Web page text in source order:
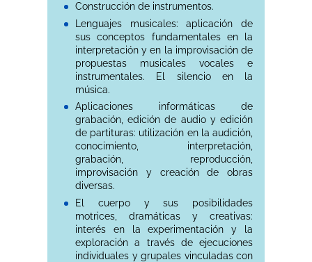
Construcción de instrumentos.
Lenguajes musicales: aplicación de
sus conceptos fundamentales en la
interpretación y en la improvisación de
propuestas musicales vocales e
instrumentales. El silencio en la
música.
Aplicaciones informáticas de
grabación, edición de audio y edición
de partituras: utilización en la audición,
conocimiento, interpretación,
grabación, reproducción,
improvisación y creación de obras
diversas.
El cuerpo y sus posibilidades
motrices, dramáticas y creativas:
interés en la experimentación y la
exploración a través de ejecuciones
individuales y grupales vinculadas con